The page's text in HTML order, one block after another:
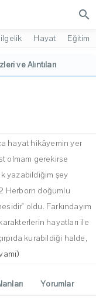
search
Hayat Eğitim
ve Alıntıları
hayat hikâyemin yer
olmam gerekirse
yazabildiğim şey
Herborn doğumlu
oldu. Farkındayım
hayatları ile
kurabildiği halde,
Yorumlar